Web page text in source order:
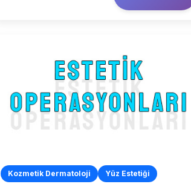
Kozmetik Dermatoloji Yüz Estetiği